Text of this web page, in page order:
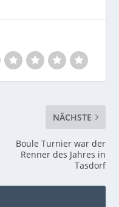
NÄCHSTE
Boule Turnier war der
Renner des Jahres in
Tasdorf